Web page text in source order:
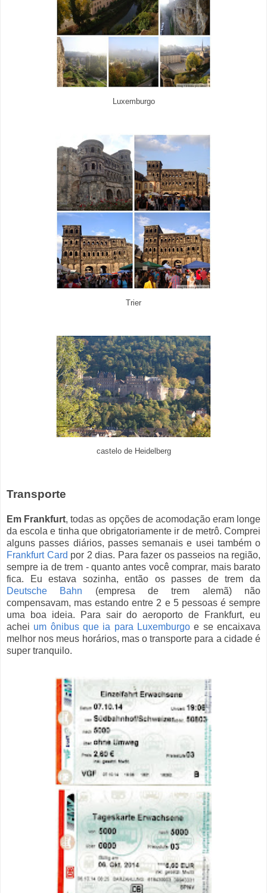
Luxemburgo
Trier
castelo de Heidelberg
Transporte
Em Frankfurt, todas as opções de acomodação eram longe
da escola e tinha que obrigatoriamente ir de metrô. Comprei
alguns passes diários, passes semanais e usei também o
Frankfurt Card por 2 dias. Para fazer os passeios na região,
sempre ia de trem - quanto antes você comprar, mais barato
fica. Eu estava sozinha, então os passes de trem da
Deutsche Bahn (empresa de trem alemã) não
compensavam, mas estando entre 2 e 5 pessoas é sempre
uma boa ideia. Para sair do aeroporto de Frankfurt, eu
achei um ônibus que ia para Luxemburgo e se encaixava
melhor nos meus horários, mas o transporte para a cidade é
super tranquilo.